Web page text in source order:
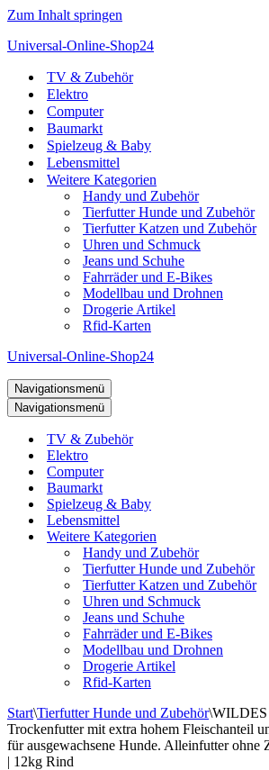
Zum Inhalt springen
Universal-Online-Shop24
TV & Zubehör
Elektro
Computer
Baumarkt
Spielzeug & Baby
Lebensmittel
Weitere Kategorien
Handy und Zubehör
Tierfutter Hunde und Zubehör
Tierfutter Katzen und Zubehör
Uhren und Schmuck
Jeans und Schuhe
Fahrräder und E-Bikes
Modellbau und Drohnen
Drogerie Artikel
Rfid-Karten
Universal-Online-Shop24
Navigationsmenü
Navigationsmenü
TV & Zubehör
Elektro
Computer
Baumarkt
Spielzeug & Baby
Lebensmittel
Weitere Kategorien
Handy und Zubehör
Tierfutter Hunde und Zubehör
Tierfutter Katzen und Zubehör
Uhren und Schmuck
Jeans und Schuhe
Fahrräder und E-Bikes
Modellbau und Drohnen
Drogerie Artikel
Rfid-Karten
Start\Tierfutter Hunde und Zubehör\
Trockenfutter mit extra hohem Fleischanteil
für ausgewachsene Hunde. Alleinfutter ohne
| 12kg Rind